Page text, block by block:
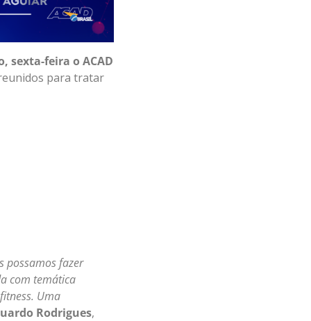
sexta-feira o ACAD
para tratar
possamos fazer
com temática
Uma
Rodrigues,